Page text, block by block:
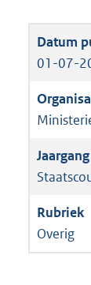
01-07-
Overig